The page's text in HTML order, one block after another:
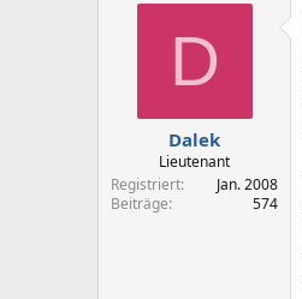
D
Dalek
Lieutenant
Registriert
Jan. 2008
Beiträge
574